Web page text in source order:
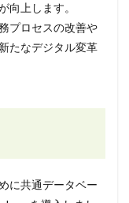
向上します。
プロセスの改善や
たなデジタル変革
に共通データベー